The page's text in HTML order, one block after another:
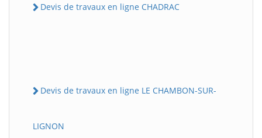
Devis de travaux en ligne CHADRAC
Devis de travaux en ligne LE CHAMBON-SUR-
LIGNON